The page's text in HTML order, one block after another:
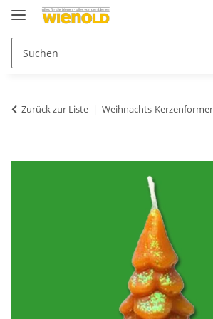
Zurück zur Liste Weihnachts-